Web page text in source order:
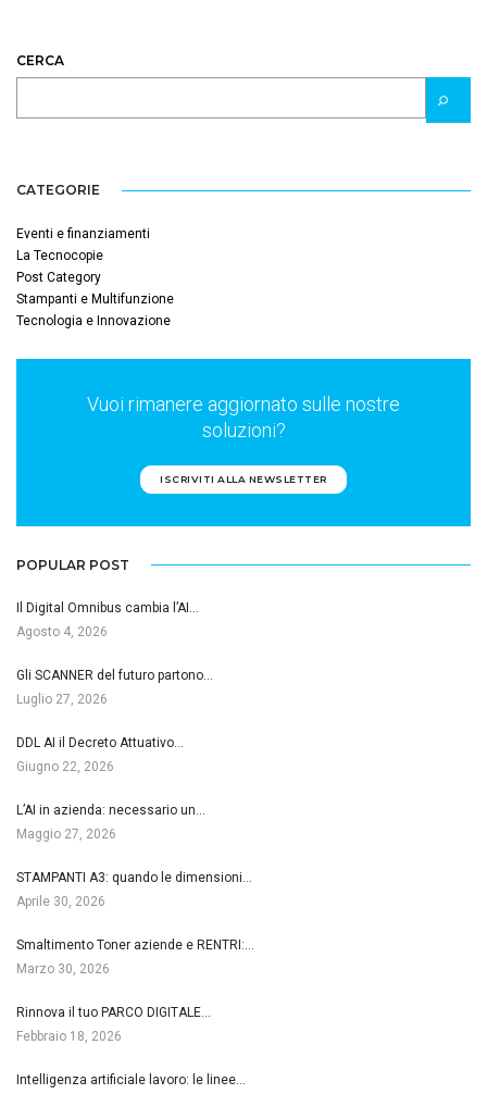
CERCA
CATEGORIE
Eventi e finanziamenti
La Tecnocopie
Post Category
Stampanti e Multifunzione
Tecnologia e Innovazione
Vuoi rimanere aggiornato sulle nostre
soluzioni?
ISCRIVITI ALLA NEWSLETTER
POPULAR POST
Il Digital Omnibus cambia l’AI…
Agosto 4, 2026
Gli SCANNER del futuro partono…
Luglio 27, 2026
DDL AI il Decreto Attuativo…
Giugno 22, 2026
L’AI in azienda: necessario un…
Maggio 27, 2026
STAMPANTI A3: quando le dimensioni…
Aprile 30, 2026
Smaltimento Toner aziende e RENTRI:…
Marzo 30, 2026
Rinnova il tuo PARCO DIGITALE…
Febbraio 18, 2026
Intelligenza artificiale lavoro: le linee…